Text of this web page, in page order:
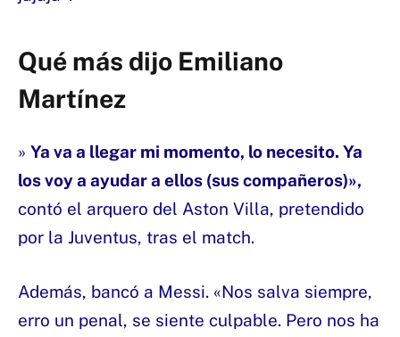
Qué más dijo Emiliano
Martínez
» Ya va a llegar mi momento, lo necesito. Ya
los voy a ayudar a ellos (sus compañeros)»,
contó el arquero del Aston Villa, pretendido
por la Juventus, tras el match.
Además, bancó a Messi. «Nos salva siempre,
erro un penal, se siente culpable. Pero nos ha